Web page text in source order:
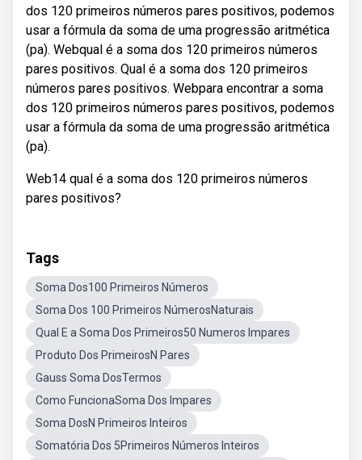
dos 120 primeiros números pares positivos, podemos
usar a fórmula da soma de uma progressão aritmética
(pa). Webqual é a soma dos 120 primeiros números
pares positivos. Qual é a soma dos 120 primeiros
números pares positivos. Webpara encontrar a soma
dos 120 primeiros números pares positivos, podemos
usar a fórmula da soma de uma progressão aritmética
(pa).
Web14 qual é a soma dos 120 primeiros números
pares positivos?
Tags
Soma Dos100 Primeiros Números
Soma Dos 100 Primeiros NúmerosNaturais
Qual E a Soma Dos Primeiros50 Numeros Impares
Produto Dos PrimeirosN Pares
Gauss Soma DosTermos
Como FuncionaSoma Dos Impares
Soma DosN Primeiros Inteiros
Somatória Dos 5Primeiros Números Inteiros